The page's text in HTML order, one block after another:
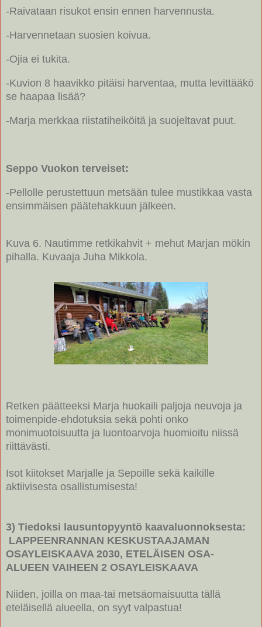
-Raivataan risukot ensin ennen harvennusta.
-Harvennetaan suosien koivua.
-Ojia ei tukita.
-Kuvion 8 haavikko pitäisi harventaa, mutta levittääkö
se haapaa lisää?
-Marja merkkaa riistatiheiköitä ja suojeltavat puut.
Seppo Vuokon terveiset:
-Pellolle perustettuun metsään tulee mustikkaa vasta
ensimmäisen päätehakkuun jälkeen.
Kuva 6. Nautimme retkikahvit + mehut Marjan mökin
pihalla. Kuvaaja Juha Mikkola.
Retken päätteeksi Marja huokaili paljoja neuvoja ja
toimenpide-ehdotuksia sekä pohti onko
monimuotoisuutta ja luontoarvoja huomioitu niissä
riittävästi.
Isot kiitokset Marjalle ja Sepoille sekä kaikille
aktiivisesta osallistumisesta!
3) Tiedoksi lausuntopyyntö kaavaluonnoksesta:
LAPPEENRANNAN KESKUSTAAJAMAN
OSAYLEISKAAVA 2030, ETELÄISEN OSA-
ALUEEN VAIHEEN 2 OSAYLEISKAAVA
Niiden, joilla on maa-tai metsäomaisuutta tällä
eteläisellä alueella, on syyt valpastua!